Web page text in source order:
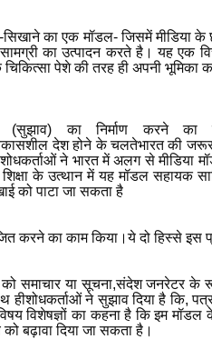
का एक मॉडल- जिसमें मीडिया के
का उत्पादन करते है। यह एक
चिकित्सा पेशे की तरह ही अपनी
(सुझाव) का निर्माण करने
देश होने के चलतेभारत की
ने भारत में अलग से
के उत्थान में यह मॉडल सहायक
को पाटा जा सकता है
करने का काम किया।ये दो हिस्से इस
समाचार या सूचना,संदेश जनरेटर के
ने सुझाव दिया है कि,
विशेषज्ञों का कहना है कि इम मॉडल
बढ़ावा दिया जा सकता है।